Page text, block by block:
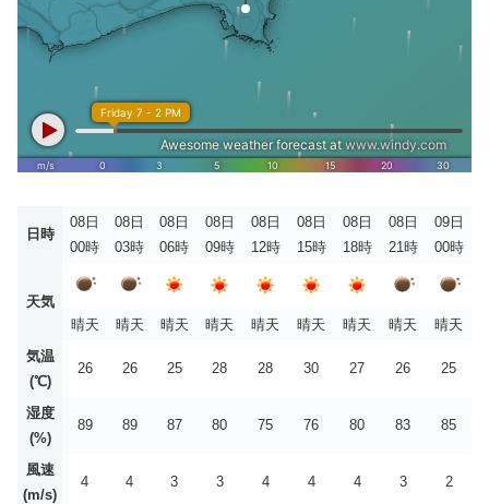
日時
08日
00時
08日
03時
08日
06時
08日
09時
08日
12時
08日
15時
08日
18時
08日
21時
09日
00時
天気
晴天
晴天 晴天 晴天 晴天 晴天 晴天 晴天
晴天
気温
(℃)
26 26 25 28 28 30 27 26 25
湿度
(%)
89 89 87 80 75 76 80 83 85
風速
(m/s)
4 4 3 3 4 4 4 3 2